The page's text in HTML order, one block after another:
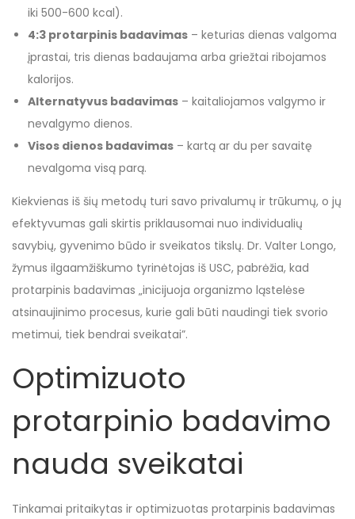
iki 500-600 kcal).
4:3 protarpinis badavimas – keturias dienas valgoma
įprastai, tris dienas badaujama arba griežtai ribojamos
kalorijos.
Alternatyvus badavimas – kaitaliojamos valgymo ir
nevalgymo dienos.
Visos dienos badavimas – kartą ar du per savaitę
nevalgoma visą parą.
Kiekvienas iš šių metodų turi savo privalumų ir trūkumų, o jų
efektyvumas gali skirtis priklausomai nuo individualių
savybių, gyvenimo būdo ir sveikatos tikslų. Dr. Valter Longo,
žymus ilgaamžiškumo tyrinėtojas iš USC, pabrėžia, kad
protarpinis badavimas „inicijuoja organizmo ląstelėse
atsinaujinimo procesus, kurie gali būti naudingi tiek svorio
metimui, tiek bendrai sveikatai”.
Optimizuoto
protarpinio badavimo
nauda sveikatai
Tinkamai pritaikytas ir optimizuotas protarpinis badavimas